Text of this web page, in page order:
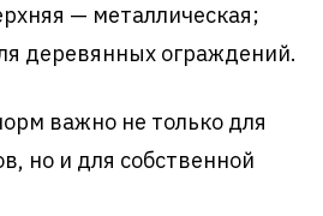
— металлическая;
деревянных ограждений.
важно не только для
но и для собственной